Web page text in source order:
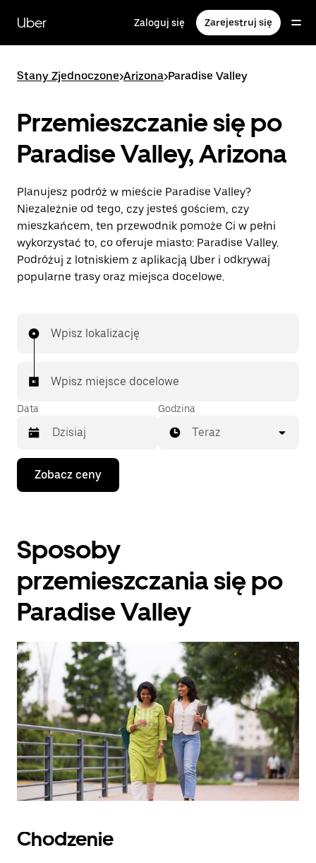
głównej
zawartości
Uber Zaloguj się Zarejestruj się
Stany Zjednoczone>Arizona>Paradise Valley
Przemieszczanie się po
Paradise Valley, Arizona
Planujesz podróż w mieście Paradise Valley?
Niezależnie od tego, czy jesteś gościem, czy
mieszkańcem, ten przewodnik pomoże Ci w pełni
wykorzystać to, co oferuje miasto: Paradise Valley.
Podróżuj z lotniskiem z aplikacją Uber i odkrywaj
popularne trasy oraz miejsca docelowe.
Wpisz lokalizację
Wpisz miejsce docelowe
Data
Naciśnij
klawisz
strzałki
do
kalendarza
datę.
Naciśnij
klawisz
„Escape”,
zamknąć
kalendarz.
Godzina
Teraz
Zobacz ceny
Sposoby
przemieszczania się po
Paradise Valley
Chodzenie